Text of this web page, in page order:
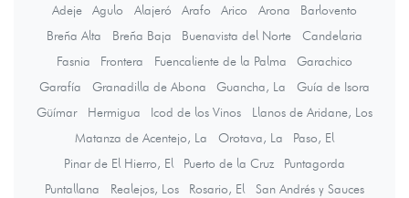
Adeje Agulo Alajeró Arafo Arico Arona
Barlovento
Breña Alta
Breña Baja Buenavista del Norte
Candelaria
Fasnia
Frontera Fuencaliente de la Palma
Garachico
Garafía
Granadilla de Abona Guancha, La
Guía de Isora
Güímar
Hermigua Icod de los Vinos
Llanos de Aridane, Los
Matanza de Acentejo, La
Orotava, La
Paso, El
Pinar de El Hierro, El
Puerto de la Cruz
Puntagorda
Puntallana
Realejos, Los Rosario, El
San Andrés y Sauces